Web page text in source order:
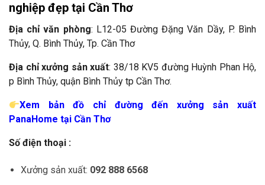
nghiệp đẹp tại Cần Thơ
Địa chỉ văn phòng: L12-05 Đường Đặng Văn Dầy, P. Bình
Thủy, Q. Bình Thủy, Tp. Cần Thơ
Địa chỉ xưởng sản xuất: 38/18 KV5 đường Huỳnh Phan Hộ,
p Bình Thủy, quận Bình Thủy tp Cần Thơ.
Xem bản đồ chỉ đường đến xưởng sản xuất
PanaHome tại Cần Thơ
Số điện thoại :
Xưởng sản xuất: 092 888 6568